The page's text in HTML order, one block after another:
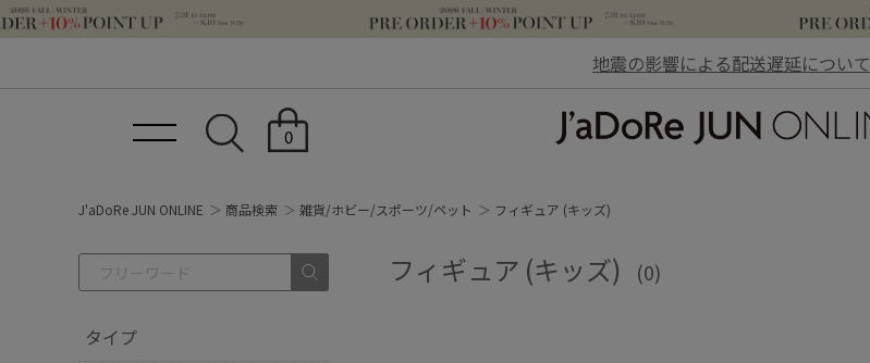
地震の影響による配送遅延について
0
J'aDoRe JUN ONLINE 商品検索 雑貨/ホビー/スポーツ/ペット フィギュア (キッズ)
タイプ
フィギュア (キッズ) (0)